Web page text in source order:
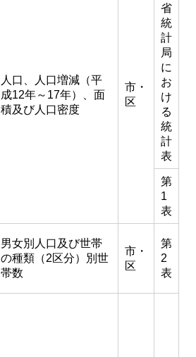
人口、人口増減（平
成12年～17年）、面
積及び人口密度
市・
区
省
統
計
局
に
お
け
る
統
計
表
第
1
表
男女別人口及び世帯
の種類（2区分）別世
帯数
市・
区
第
2
表